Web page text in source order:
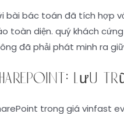
bài bác toán đã tích hợp
toàn diện. quý khách
đã phải phát minh ra
Lưu
trong giá vinfast